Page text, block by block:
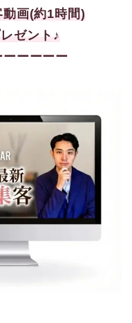
動画(約1時間)
ゼント♪
ーーーー